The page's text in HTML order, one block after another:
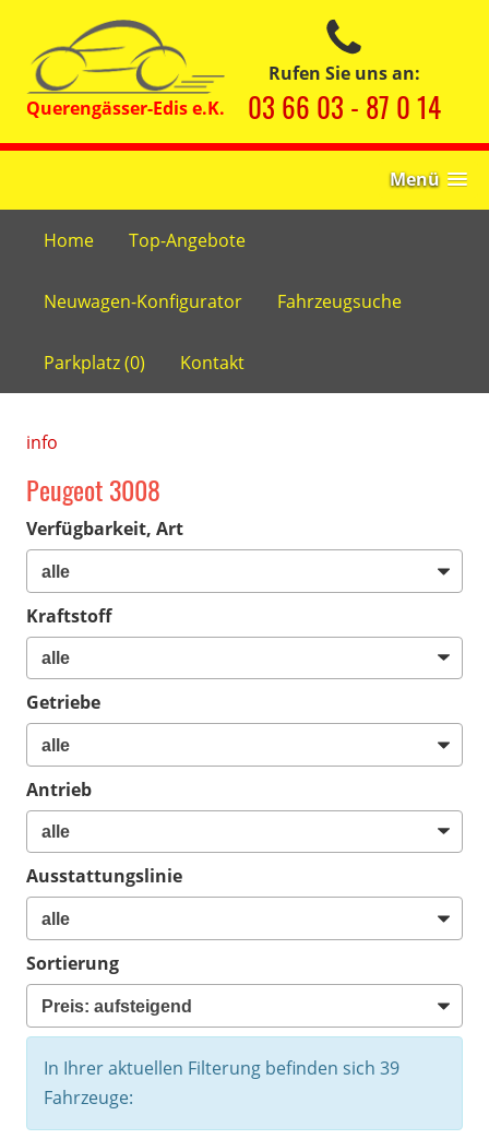
Rufen Sie uns an:
03 66 03 - 87 0 14
Menü
Home Top-Angebote
Neuwagen-Konfigurator Fahrzeugsuche
Parkplatz (0) Kontakt
info
Peugeot 3008
Verfügbarkeit, Art
Kraftstoff
Getriebe
Antrieb
Ausstattungslinie
Sortierung
In Ihrer aktuellen Filterung befinden sich 39
Fahrzeuge: